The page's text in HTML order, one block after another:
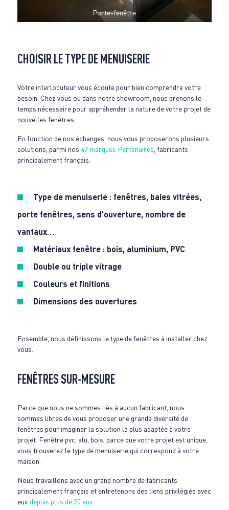
Porte-fenêtre
CHOISIR LE TYPE DE MENUISERIE
Votre interlocuteur vous écoute pour bien comprendre votre
besoin. Chez vous ou dans notre showroom, nous prenons le
temps nécessaire pour appréhender la nature de votre projet de
nouvelles fenêtres.
En fonction de nos échanges, nous vous proposerons plusieurs
solutions, parmi nos 47 marques Partenaires, fabricants
principalement français.
Type de menuiserie : fenêtres, baies vitrées,
porte fenêtres, sens d’ouverture, nombre de
vantaux…
Matériaux fenêtre : bois, aluminium, PVC
Double ou triple vitrage
Couleurs et finitions
Dimensions des ouvertures
Ensemble, nous définissons le type de fenêtres à installer chez
vous.
FENÊTRES SUR-MESURE
Parce que nous ne sommes liés à aucun fabricant, nous
sommes libres de vous proposer une grande diversité de
fenêtres pour imaginer la solution la plus adaptée à votre
projet. Fenêtre pvc, alu, bois, parce que votre projet est unique,
vous trouverez le type de menuiserie qui correspond à votre
maison.
Nous travaillons avec un grand nombre de fabricants
principalement français et entretenons des liens privilégiés avec
eux depuis plus de 20 ans.